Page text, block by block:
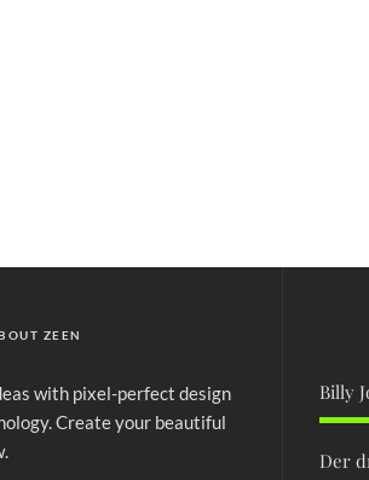
ZEEN
with pixel-perfect design
Create your beautiful
Billy
Der